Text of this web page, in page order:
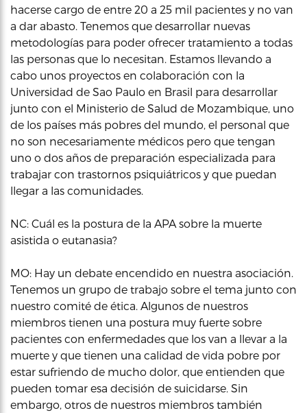
hacerse cargo de entre 20 a 25 mil pacientes y no van
a dar abasto. Tenemos que desarrollar nuevas
metodologías para poder ofrecer tratamiento a todas
las personas que lo necesitan. Estamos llevando a
cabo unos proyectos en colaboración con la
Universidad de Sao Paulo en Brasil para desarrollar
junto con el Ministerio de Salud de Mozambique, uno
de los países más pobres del mundo, el personal que
no son necesariamente médicos pero que tengan
uno o dos años de preparación especializada para
trabajar con trastornos psiquiátricos y que puedan
llegar a las comunidades.
NC: Cuál es la postura de la APA sobre la muerte
asistida o eutanasia?
MO: Hay un debate encendido en nuestra asociación.
Tenemos un grupo de trabajo sobre el tema junto con
nuestro comité de ética. Algunos de nuestros
miembros tienen una postura muy fuerte sobre
pacientes con enfermedades que los van a llevar a la
muerte y que tienen una calidad de vida pobre por
estar sufriendo de mucho dolor, que entienden que
pueden tomar esa decisión de suicidarse. Sin
embargo, otros de nuestros miembros también